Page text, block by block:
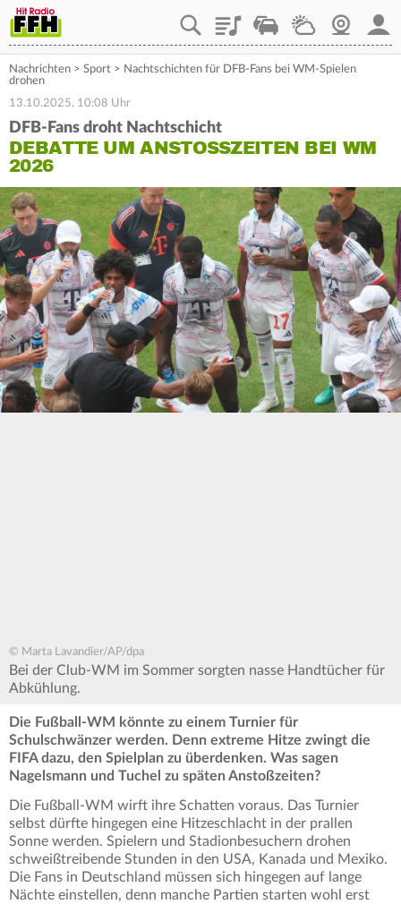
PlaylistStaupilotWetterWebcam
Nachrichten > Sport > Nachtschichten für DFB-Fans bei WM-Spielen
drohen
13.10.2025, 10:08 Uhr
DFB-Fans droht Nachtschicht
DEBATTE UM ANSTOSSZEITEN BEI WM 2
026
© Marta Lavandier/AP/dpa
Bei der Club-WM im Sommer sorgten nasse Handtücher für
Abkühlung.
Die Fußball-WM könnte zu einem Turnier für
Schulschwänzer werden. Denn extreme Hitze zwingt die
FIFA dazu, den Spielplan zu überdenken. Was sagen
Nagelsmann und Tuchel zu späten Anstoßzeiten?
Die Fußball-WM wirft ihre Schatten voraus. Das Turnier
selbst dürfte hingegen eine Hitzeschlacht in der prallen
Sonne werden. Spielern und Stadionbesuchern drohen
schweißtreibende Stunden in den USA, Kanada und Mexiko.
Die Fans in Deutschland müssen sich hingegen auf lange
Nächte einstellen, denn manche Partien starten wohl erst